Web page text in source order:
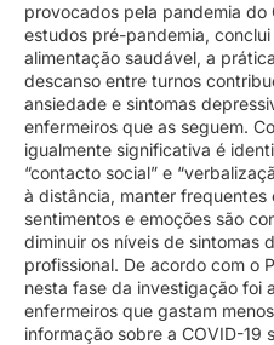
provocados pela pandemia do
estudos pré-pandemia,
alimentação saudável, a
descanso entre turnos
ansiedade e sintomas
enfermeiros que as seguem.
igualmente significativa é
“contacto social” e
à distância, manter
sentimentos e emoções são
diminuir os níveis de sintomas
profissional. De acordo com o
nesta fase da investigação foi
enfermeiros que gastam
informação sobre a COVID-19